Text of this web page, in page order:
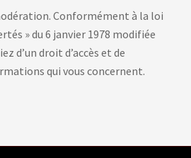
Conformément à la loi
» du 6 janvier 1978 modifiée
d’un droit d’accès et de
qui vous concernent.